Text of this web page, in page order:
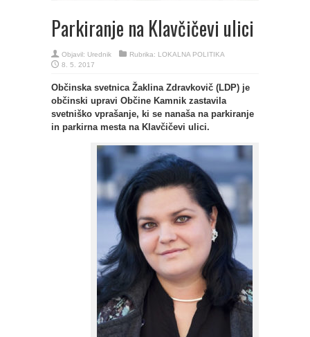
Parkiranje na Klavčičevi ulici
Objavil: Urednik Rubrika: LOKALNA POLITIKA
8. 5. 2017
Občinska svetnica Žaklina Zdravkovič (LDP) je
občinski upravi Občine Kamnik zastavila
svetniško vprašanje, ki se nanaša na parkiranje
in parkirna mesta na Klavčičevi ulici.